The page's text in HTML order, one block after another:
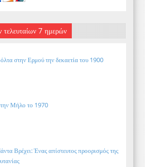
τελευταίων 7 ημερών
στην Ερμού την δεκαετία του 1900
Μήλο το 1970
Βρέχει: Ένας απίστευτος προορισμός της